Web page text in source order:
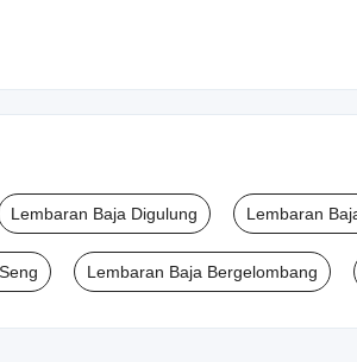
Lembaran Baja Digulung Lembaran
Lembaran Baja Bergelombang